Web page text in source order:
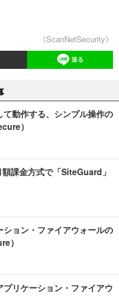
《ScanNetSecurity》
送る
動作する、シンプル操作の
）
課金方式で「SiteGuard」
ョン・ファイアウォールの
）
リケーション・ファイアウ